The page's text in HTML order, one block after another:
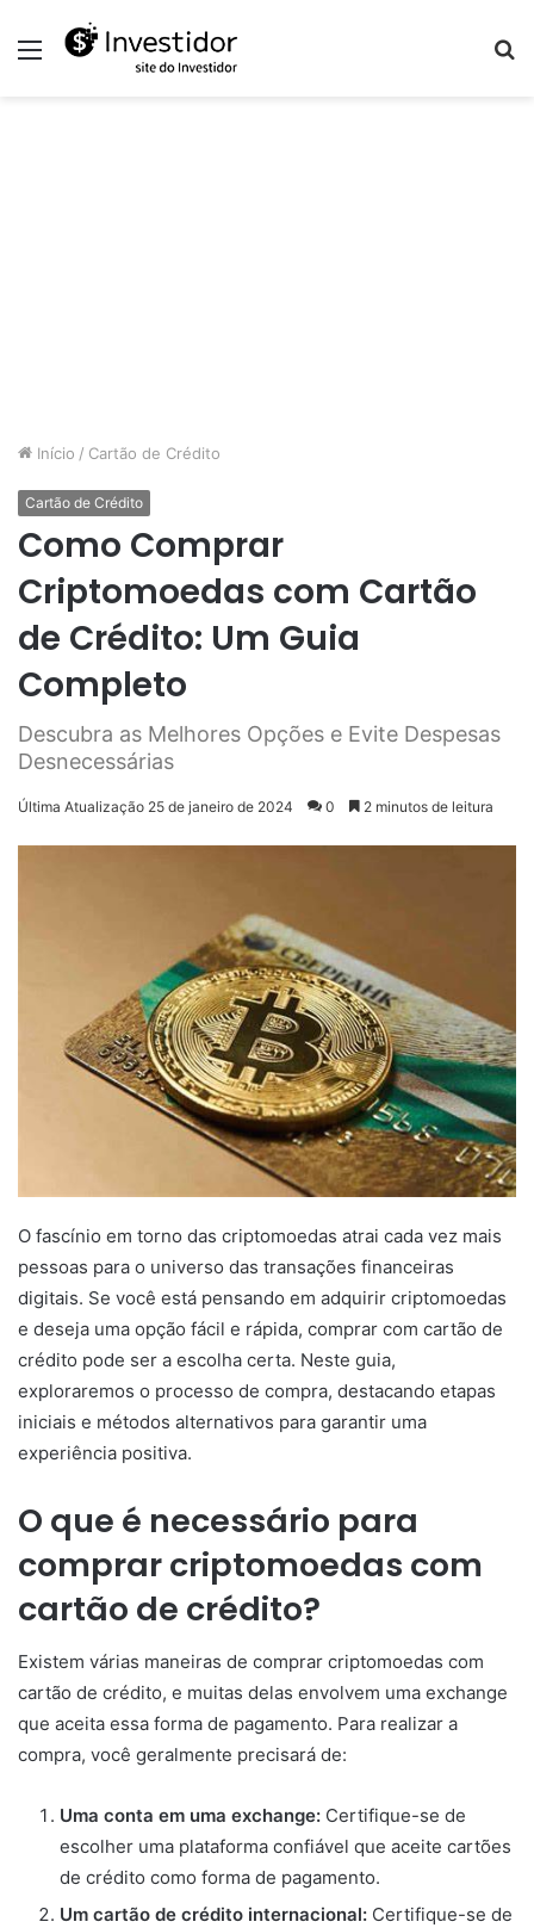
Menu
Início / Cartão de Crédito
Cartão de Crédito
Como Comprar
Criptomoedas com Cartão
de Crédito: Um Guia
Completo
Descubra as Melhores Opções e Evite Despesas
Desnecessárias
Última Atualização 25 de janeiro de 2024 0 2 minutos de leitura
O fascínio em torno das criptomoedas atrai cada vez mais
pessoas para o universo das transações financeiras
digitais. Se você está pensando em adquirir criptomoedas
e deseja uma opção fácil e rápida, comprar com cartão de
crédito pode ser a escolha certa. Neste guia,
exploraremos o processo de compra, destacando etapas
iniciais e métodos alternativos para garantir uma
experiência positiva.
O que é necessário para
comprar criptomoedas com
cartão de crédito?
Existem várias maneiras de comprar criptomoedas com
cartão de crédito, e muitas delas envolvem uma exchange
que aceita essa forma de pagamento. Para realizar a
compra, você geralmente precisará de:
Uma conta em uma exchange: Certifique-se de
escolher uma plataforma confiável que aceite cartões
de crédito como forma de pagamento.
Um cartão de crédito internacional: Certifique-se de